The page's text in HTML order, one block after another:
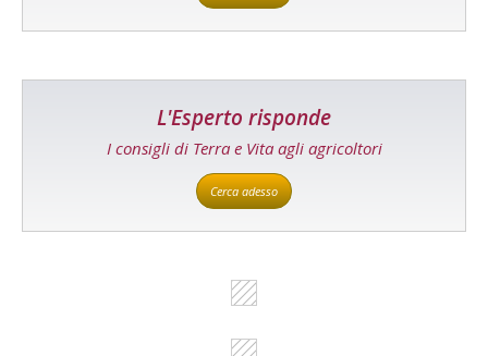
L'Esperto risponde
I consigli di Terra e Vita agli agricoltori
Cerca adesso